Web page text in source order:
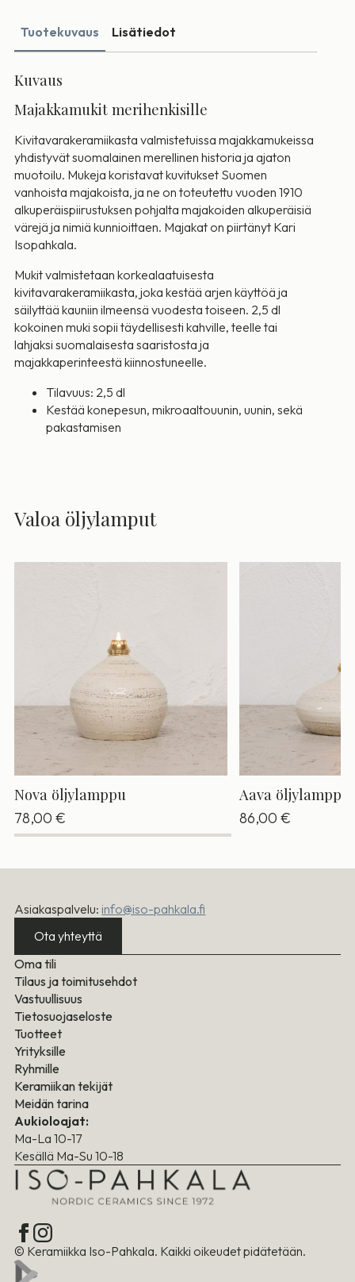
Tuotekuvaus Lisätiedot
Kuvaus
Majakkamukit merihenkisille
Kivitavarakeramiikasta valmistetuissa majakkamukeissa
yhdistyvät suomalainen merellinen historia ja ajaton
muotoilu. Mukeja koristavat kuvitukset Suomen
vanhoista majakoista, ja ne on toteutettu vuoden 1910
alkuperäispiirustuksen pohjalta majakoiden alkuperäisiä
värejä ja nimiä kunnioittaen. Majakat on piirtänyt Kari
Isopahkala.
Mukit valmistetaan korkealaatuisesta
kivitavarakeramiikasta, joka kestää arjen käyttöä ja
säilyttää kauniin ilmeensä vuodesta toiseen. 2,5 dl
kokoinen muki sopii täydellisesti kahville, teelle tai
lahjaksi suomalaisesta saaristosta ja
majakkaperinteestä kiinnostuneelle.
Tilavuus: 2,5 dl
Kestää konepesun, mikroaaltouunin, uunin, sekä
pakastamisen
Valoa öljylamput
Nova öljylamppu
78,00€
Aava öljylamppu
86,00€
Asiakaspalvelu: info@iso-pahkala.fi
Ota yhteyttä
Oma tili
Tilaus ja toimitusehdot
Vastuullisuus
Tietosuojaseloste
Tuotteet
Yrityksille
Ryhmille
Keramiikan tekijät
Meidän tarina
Aukioloajat:
Ma-La 10-17
Kesällä Ma-Su 10-18
© Keramiikka Iso-Pahkala. Kaikki oikeudet pidätetään.